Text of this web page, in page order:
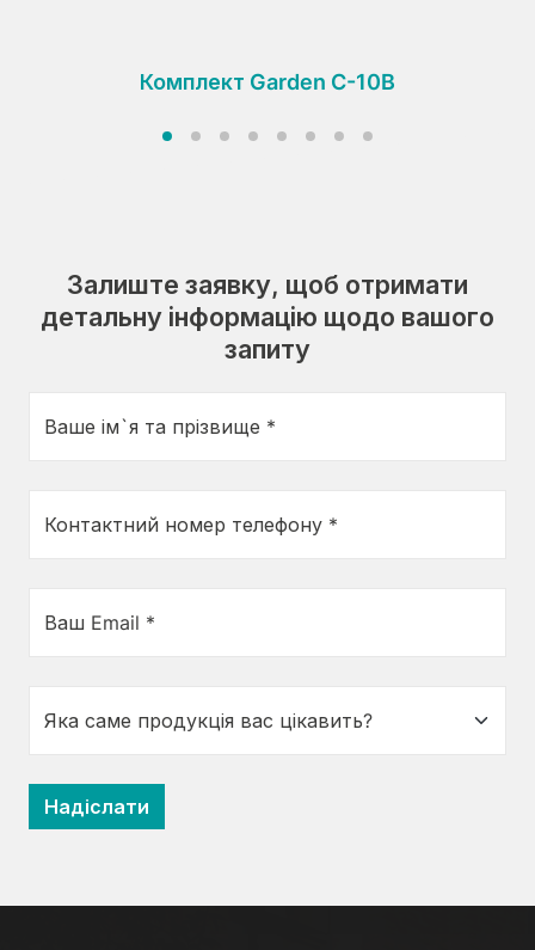
Комплект Garden C-10B
Залиште заявку, щоб отримати
детальну інформацію щодо вашого
запиту
Ваше ім`я та прізвище *
Контактний номер телефону *
Ваш Email *